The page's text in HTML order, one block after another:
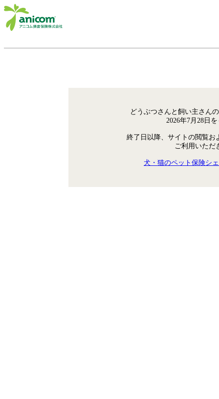
どうぶつさんと飼い主さん
2026年7月28日
終了日以降、サイトの閲覧お
ご利用いただ
犬・猫のペット保険シ